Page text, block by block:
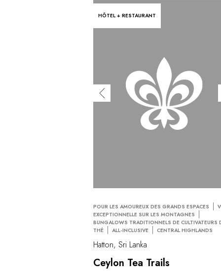
HÔTEL + RESTAURANT
POUR LES AMOUREUX DES GRANDS ESPACES
EXCEPTIONNELLE SUR LES MONTAGNES
BUNGALOWS TRADITIONNELS DE CULTIVATEURS
THÉ
ALL-INCLUSIVE CENTRAL HIGHLANDS
Hatton, Sri Lanka
Ceylon Tea Trails